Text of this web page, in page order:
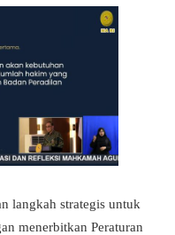
langkah strategis untuk
menerbitkan Peraturan